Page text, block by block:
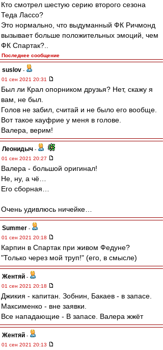
Кто смотрел шестую серию второго сезона
Теда Лассо?
Это нормально, что выдуманный ФК Ричмонд
вызывает больше положительных эмоций, чем
ФК Спартак?..
Последнее сообщение
suslov -
01 сен 2021 20:31
Был ли Крал опорником друзья? Нет, скажу я
вам, не был.
Голов не забил, считай и не было его вообще.
Вот такое кауфрие у меня в голове.
Валера, верим!
Леонидыч -
01 сен 2021 20:27
Валера - большой оригинал!
Не, ну, а чё…
Его сборная…
Очень удивлюсь ничейке…
Summer -
01 сен 2021 20:18
Карпин в Спартак при живом Федуне?
"Только через мой труп!" (его, в смысле)
Жентяй -
01 сен 2021 20:18
Джикия - капитан. Зобнин, Бакаев - в запасе.
Максименко - вне заявки.
Все нападающие - В запасе. Валера жжёт
Жентяй -
01 сен 2021 20:13